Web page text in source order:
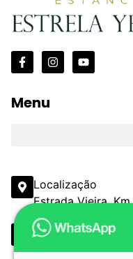
Menu
Localização
Estrada Vieira,
Email